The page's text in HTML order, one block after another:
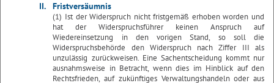
II. Fristversäumnis
(1) Ist der Widerspruch nicht fristgemäß erhoben worden und
hat der Widerspruchsführer keinen Anspruch auf
Wiedereinsetzung in den vorigen Stand, so soll die
Widerspruchsbehörde den Widerspruch nach Ziffer III als
unzulässig zurückweisen. Eine Sachentscheidung kommt nur
ausnahmsweise in Betracht, wenn dies im Hinblick auf den
Rechtsfrieden, auf zukünftiges Verwaltungshandeln oder aus